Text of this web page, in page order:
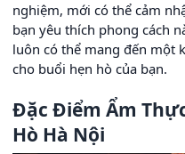
nghiệm, mới có thể cảm
bạn yêu thích phong cách
luôn có thể mang đến một
cho buổi hẹn hò của bạn.
Đặc Điểm Ẩm
Hò Hà Nội